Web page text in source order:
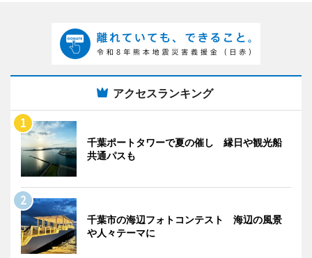
アクセスランキング
千葉ポートタワーで夏の催し 縁日や観光船
共通パスも
千葉市の海辺フォトコンテスト 海辺の風景
や人々テーマに